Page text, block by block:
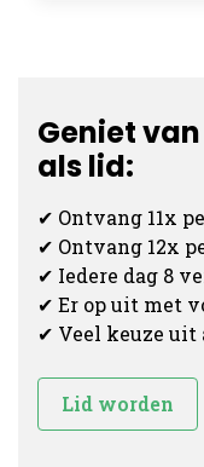
Geniet
als lid:
✔ Ontvang 11x
✔ Ontvang 12x
✔ Iedere dag 8
✔ Er op uit met
✔ Veel keuze uit
Lid worden